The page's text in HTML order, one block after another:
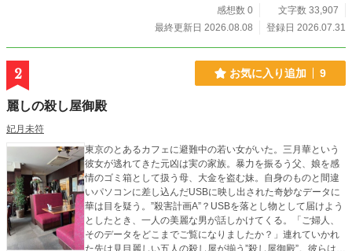
感想数 0
文字数 33,907
最終更新日 2026.08.08
登録日 2026.07.31
2 お気に入り追加 9
麗しの殺し屋御殿
妃月未符
東京のとあるカフェに避難中の若い女がいた。三月華という
彼女が逃れてきた元凶は実の家族。暴力を振るう父、娘を感
情のゴミ箱として扱う母、大金を盗む妹。自身のものと間違
いパソコンに差し込んだUSBに映し出された奇妙なデータに
華は目を疑う。”殺害計画A”？USBを落とし物として届けよう
としたとき、一人の美麗な男が話しかけてくる。「ご婦人、
そのデータをどこまでご覧になりましたか？」連れていかれ
た先は見目麗しい五人の殺し屋が揃う”殺し屋御殿”。彼らは華